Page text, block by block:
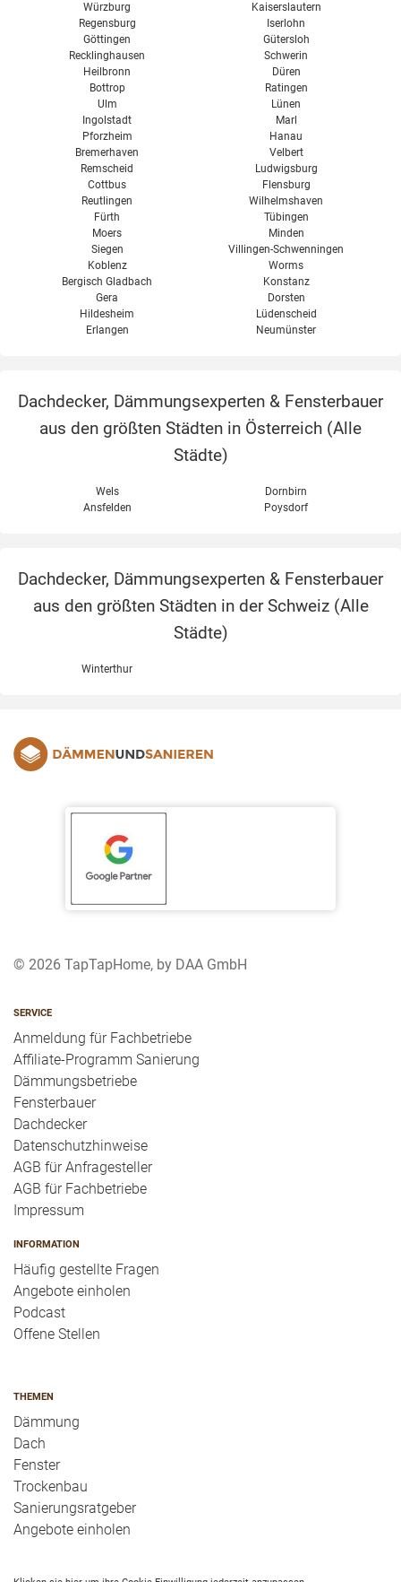
Würzburg
Regensburg
Göttingen
Recklinghausen
Heilbronn
Bottrop
Ulm
Ingolstadt
Pforzheim
Bremerhaven
Remscheid
Cottbus
Reutlingen
Fürth
Moers
Siegen
Koblenz
Bergisch Gladbach
Gera
Hildesheim
Erlangen
Kaiserslautern
Iserlohn
Gütersloh
Schwerin
Düren
Ratingen
Lünen
Marl
Hanau
Velbert
Ludwigsburg
Flensburg
Wilhelmshaven
Tübingen
Minden
Villingen-Schwenningen
Worms
Konstanz
Dorsten
Lüdenscheid
Neumünster
Dachdecker, Dämmungsexperten & Fensterbauer
aus den größten Städten in Österreich (Alle
Städte)
Wels
Dornbirn
Ansfelden
Poysdorf
Dachdecker, Dämmungsexperten & Fensterbauer
aus den größten Städten in der Schweiz (Alle
Städte)
Winterthur
© 2026 TapTapHome, by DAA GmbH
SERVICE
Anmeldung für Fachbetriebe
Affiliate-Programm Sanierung
Dämmungsbetriebe
Fensterbauer
Dachdecker
Datenschutzhinweise
AGB für Anfragesteller
AGB für Fachbetriebe
Impressum
INFORMATION
Häufig gestellte Fragen
Angebote einholen
Podcast
Offene Stellen
THEMEN
Dämmung
Dach
Fenster
Trockenbau
Sanierungsratgeber
Angebote einholen